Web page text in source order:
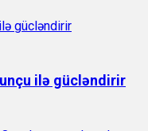
ilə gücləndirir